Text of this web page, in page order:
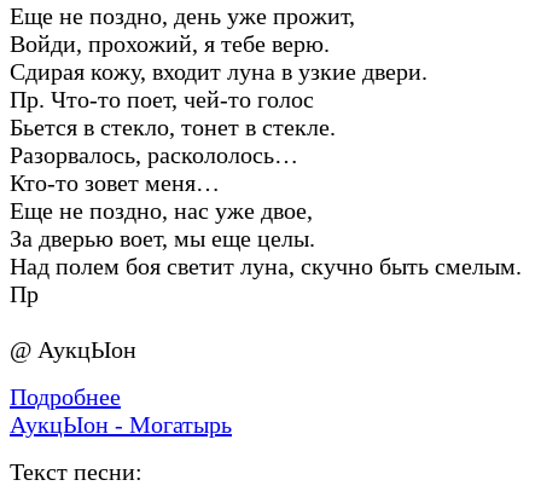
Еще не поздно, день уже прожит,
Войди, прохожий, я тебе верю.
Сдирая кожу, входит луна в узкие двери.
Пр. Что-то поет, чей-то голос
Бьется в стекло, тонет в стекле.
Разорвалось, раскололось…
Кто-то зовет меня…
Еще не поздно, нас уже двое,
За дверью воет, мы еще целы.
Над полем боя светит луна, скучно быть смелым.
Пр
@ АукцЫон
Подробнее
АукцЫон - Могатырь
Текст песни: